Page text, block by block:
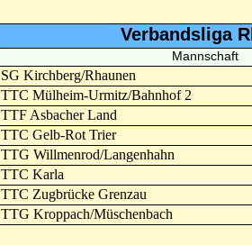
Verbandsliga
Mannschaft
SG Kirchberg/Rhaunen
TTC Mülheim-Urmitz/Bahnhof 2
TTF Asbacher Land
TTC Gelb-Rot Trier
TTG Willmenrod/Langenhahn
TTC Karla
TTC Zugbrücke Grenzau
TTG Kroppach/Müschenbach